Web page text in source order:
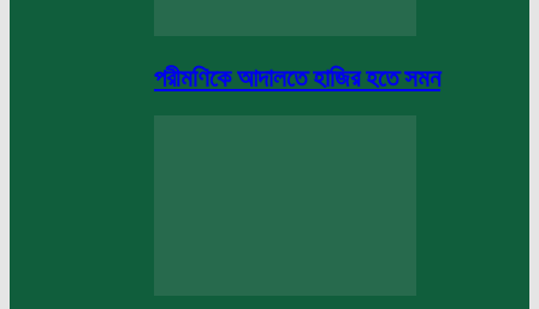
পরীমণিকে আদালতে হাজির হতে সমন